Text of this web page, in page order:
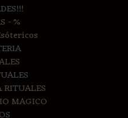
- %
RITUALES
MAGICO